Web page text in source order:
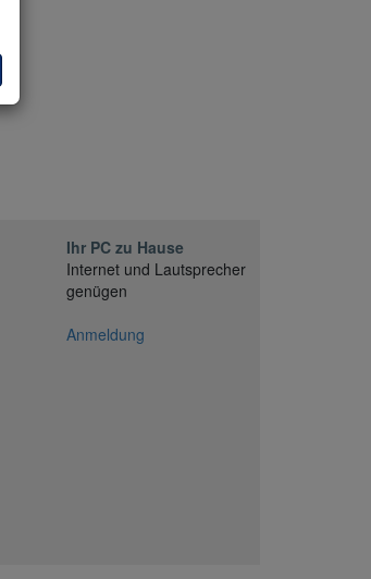
Ihr PC zu Hause
Internet und Lautsprecher
genügen
Anmeldung